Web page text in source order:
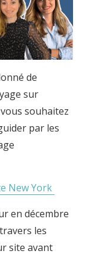
de
sur
souhaitez
par les
New York
en décembre
les
site avant